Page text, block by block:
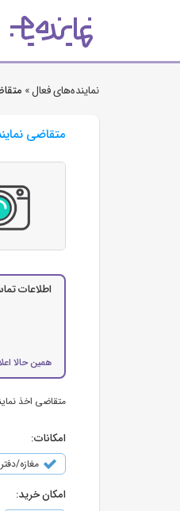
نماینده‌های فعال »
متقاضی
اطلاعات
همین حالا
متقاضی اخذ
امکانات:
مغازه/دفتر
امکان خرید: